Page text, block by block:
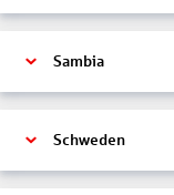
Sambia
Schweden